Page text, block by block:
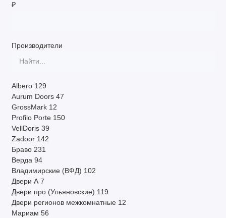
₽
Производители
Albero 129
Aurum Doors 47
GrossMark 12
Profilo Porte 150
VellDoris 39
Zadoor 142
Браво 231
Верда 94
Владимирские (ВФД) 102
Двери А 7
Двери про (Ульяновские) 119
Двери регионов межкомнатные 12
Мариам 56
Система открывания
Производитель
По наличию
Страна
Показать все